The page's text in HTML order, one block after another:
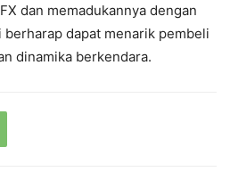
dan memadukannya dengan
dapat menarik pembeli
dinamika berkendara.